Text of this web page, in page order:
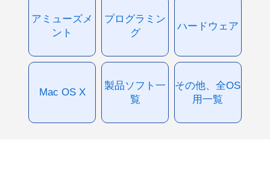
アミューズメ
ント
プログラミン
グ
ハードウェア
Mac OS X
製品ソフト一
覧
その他、全OS
用一覧